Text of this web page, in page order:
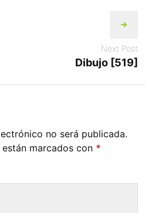
Next Post
Dibujo [519]
no será publicada.
marcados con *